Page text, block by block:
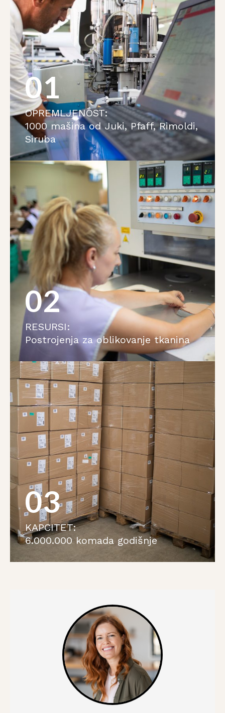
01
OPREMLJENOST:
1000 mašina od Juki, Pfaff, Rimoldi,
Siruba
02
RESURSI:
Postrojenja za oblikovanje tkanina
03
KAPCITET:
6.000.000 komada godišnje